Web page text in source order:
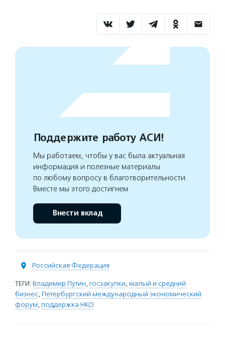
Поддержите работу АСИ!
Мы работаем, чтобы у вас была актуальная
информация и полезные материалы
по любому вопросу в благотворительности.
Вместе мы этого достигнем
Внести вклад
Российская Федерация
ТЕГИ: Владимир Путин, госзакупки, малый и средний
бизнес, Петербургский международный экономический
форум, поддержка НКО